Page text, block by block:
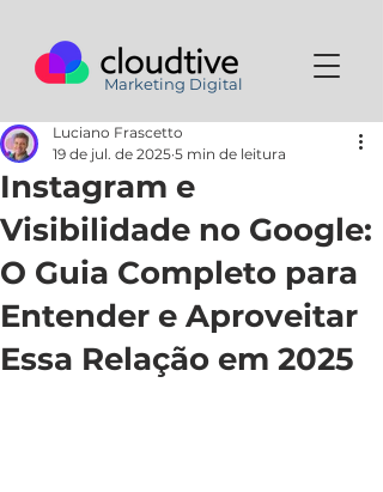
Marketing Digital
Instagram e
Visibilidade no Google:
O Guia Completo para
Entender e Aproveitar
Essa Relação em 2025
Luciano Frascetto
19 de jul. de 2025 5 min de leitura